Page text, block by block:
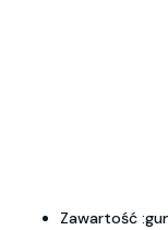
Zawartość